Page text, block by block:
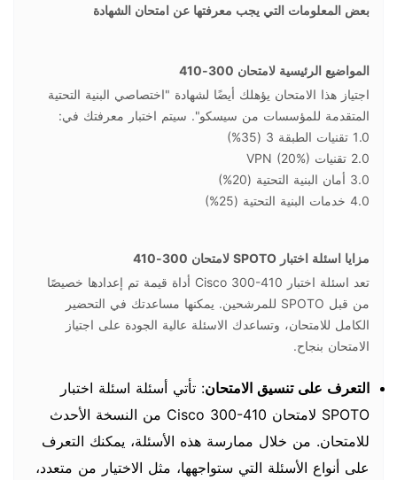
بعض المعلومات التي يجب معرفتها عن امتحان الشهادة
المواضيع الرئيسية لامتحان 300-410
اجتياز هذا الامتحان يؤهلك أيضًا لشهادة "اختصاصي البنية التحتية
المتقدمة للمؤسسات من سيسكو". سيتم اختبار معرفتك في:
1.0 تقنيات الطبقة 3 (35%)
2.0 تقنيات VPN (20%)
3.0 أمان البنية التحتية (20%)
4.0 خدمات البنية التحتية (25%)
مزايا اسئلة اختبار SPOTO لامتحان 300-410
تعد اسئلة اختبار Cisco 300-410 أداة قيمة تم إعدادها خصيصًا
من قبل SPOTO للمرشحين. يمكنها مساعدتك في التحضير
الكامل للامتحان، وتساعدك الاسئلة عالية الجودة على اجتياز
الامتحان بنجاح.
التعرف على تنسيق الامتحان: تأتي أسئلة اسئلة اختبار
SPOTO لامتحان Cisco 300-410 من النسخة الأحدث
للامتحان. من خلال ممارسة هذه الأسئلة، يمكنك التعرف
على أنواع الأسئلة التي ستواجهها، مثل الاختيار من متعدد،